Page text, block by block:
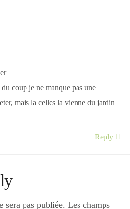
du coup je ne manque pas une
mais la celles la vienne du jardin
Reply
sera pas publiée. Les champs